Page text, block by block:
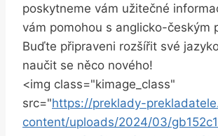
poskytneme vám užitečné
vám pomohou s anglicko-českým
Buďte připraveni rozšířit své
naučit se něco nového!
<img class="kimage_class"
src="https://preklady-
content/uploads/2024/03/